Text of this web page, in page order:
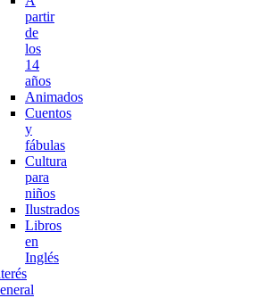
partir
de
los
14
años
Animados
Cuentos
y
fábulas
Cultura
para
niños
Ilustrados
Libros
en
Inglés